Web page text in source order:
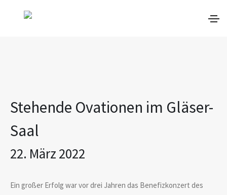
Stehende Ovationen im Gläser-
Saal
22. März 2022
Ein großer Erfolg war vor drei Jahren das Benefizkonzert des